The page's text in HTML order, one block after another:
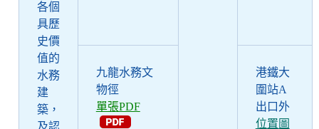
各個
具歷
史價
值的
水務
建
築，
九龍水務文
物徑
單張PDF
港鐵大
圍站A
出口外
位置圖